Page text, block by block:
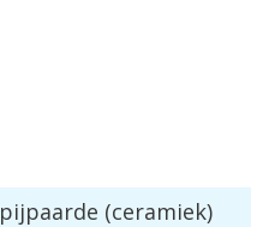
pijpaarde (ceramiek)